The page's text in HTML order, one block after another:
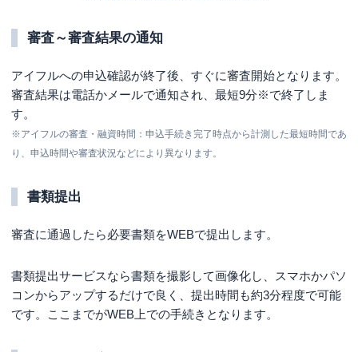
審査～審査結果の通知
アイフルへの申込確認が終了後、すぐに審査開始となります。
審査結果は電話かメールで通知され、 最短9分※で終了しま
す。
※アイフルの審査・融資時間：申込手続き完了時点から計測した最短時間であ
り、申込時間や審査状況などにより異なります。
書類提出
審査に通過したら必要書類をWEBで提出します。
書類提出サービスなら書類を撮影して画像化し、スマホかパソ
コンからアップするだけで良く、提出時間も約3分程度で可能
です。ここまでがWEB上での手続きとなります。